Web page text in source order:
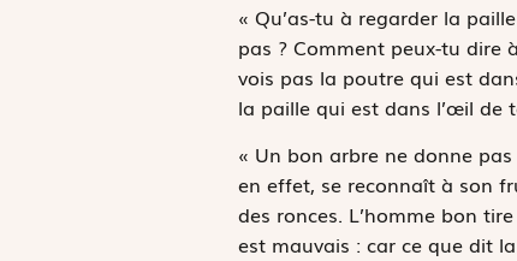
« Qu’as-tu à regarder la
pas ? Comment peux-tu dire
vois pas la poutre qui est
la paille qui est dans l’œil de
« Un bon arbre ne donne
en effet, se reconnaît à son
des ronces. L’homme bon
est mauvais : car ce que dit